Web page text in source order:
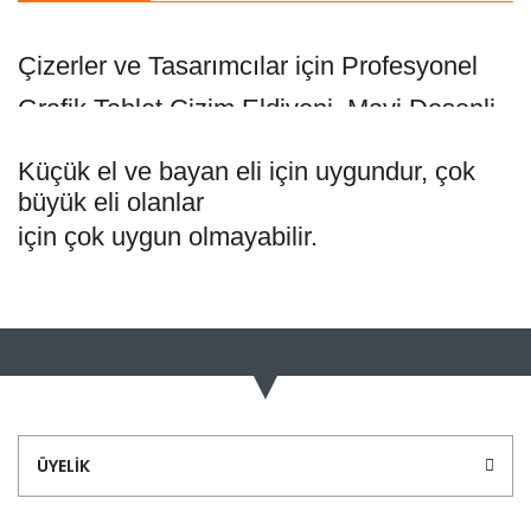
Çizerler ve Tasarımcılar için Profesyonel
Grafik Tablet Çizim Eldiveni, Mavi Desenli.
Küçük el ve bayan eli için uygundur, çok
büyük eli olanlar
için çok uygun olmayabilir.
konularda yetersiz gördüğünüz noktaları öneri formunu
Görüş ve önerileriniz için teşekkür ederiz.
ÜYELİK